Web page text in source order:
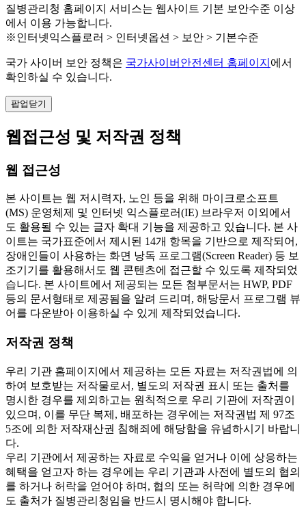
질병관리청 홈페이지 서비스는 웹사이트 기본 보안수준 이상
에서 이용 가능합니다.
※인터넷익스플로러 > 인터넷옵션 > 보안 > 기본수준
국가 사이버 보안 정책은 국가사이버안전센터 홈페이지 에서
확인하실 수 있습니다.
팝업닫기
웹접근성 및 저작권 정책
웹 접근성
본 사이트는 웹 저시력자, 노인 등을 위해 마이크로소프트
(MS) 운영체제 및 인터넷 익스플로러(IE) 브라우저 이외에서
도 활용될 수 있는 글자 확대 기능을 제공하고 있습니다. 본 사
이트는 국가표준에서 제시된 14개 항목을 기반으로 제작되어,
장애인들이 사용하는 화면 낭독 프로그램(Screen Reader) 등 보
조기기를 활용해서도 웹 콘텐츠에 접근할 수 있도록 제작되었
습니다. 본 사이트에서 제공되는 모든 첨부문서는 HWP, PDF
등의 문서형태로 제공됨을 알려 드리며, 해당문서 프로그램 뷰
어를 다운받아 이용하실 수 있게 제작되었습니다.
저작권 정책
우리 기관 홈페이지에서 제공하는 모든 자료는 저작권법에 의
하여 보호받는 저작물로서, 별도의 저작권 표시 또는 출처를
명시한 경우를 제외하고는 원칙적으로 우리 기관에 저작권이
있으며, 이를 무단 복제, 배포하는 경우에는 저작권법 제 97조
5조에 의한 저작재산권 침해죄에 해당함을 유념하시기 바랍니
다.
우리 기관에서 제공하는 자료로 수익을 얻거나 이에 상응하는
혜택을 얻고자 하는 경우에는 우리 기관과 사전에 별도의 협의
를 하거나 허락을 얻어야 하며, 협의 또는 허락에 의한 경우에
도 출처가 질병관리청임을 반드시 명시해야 합니다.